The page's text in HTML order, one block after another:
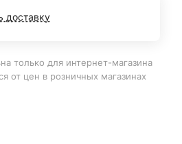
доставку
только для интернет-магазина
от цен в розничных магазинах